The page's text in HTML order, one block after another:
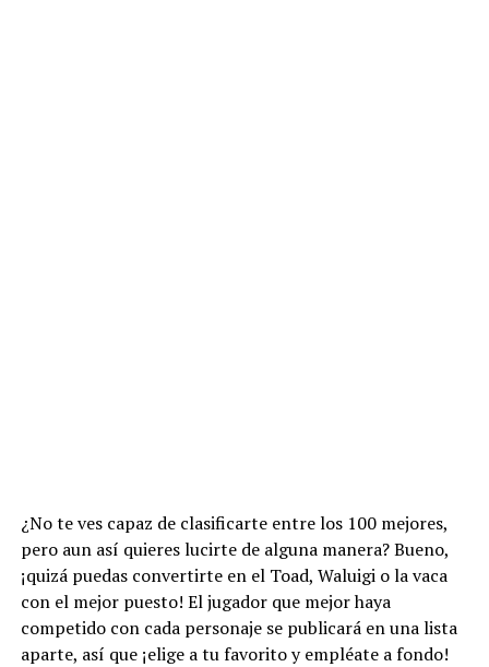
¿No te ves capaz de clasificarte entre los 100 mejores,
pero aun así quieres lucirte de alguna manera? Bueno,
¡quizá puedas convertirte en el Toad, Waluigi o la vaca
con el mejor puesto! El jugador que mejor haya
competido con cada personaje se publicará en una lista
aparte, así que ¡elige a tu favorito y empléate a fondo!